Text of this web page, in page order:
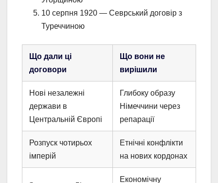
10 серпня 1920 — Севрський договір з
Туреччиною
Що дали ці
договори
Що вони не
вирішили
Нові незалежні
держави в
Центральній Європі
Глибоку образу
Німеччини через
репарації
Розпуск чотирьох
імперій
Етнічні конфлікти
на нових кордонах
Економічну